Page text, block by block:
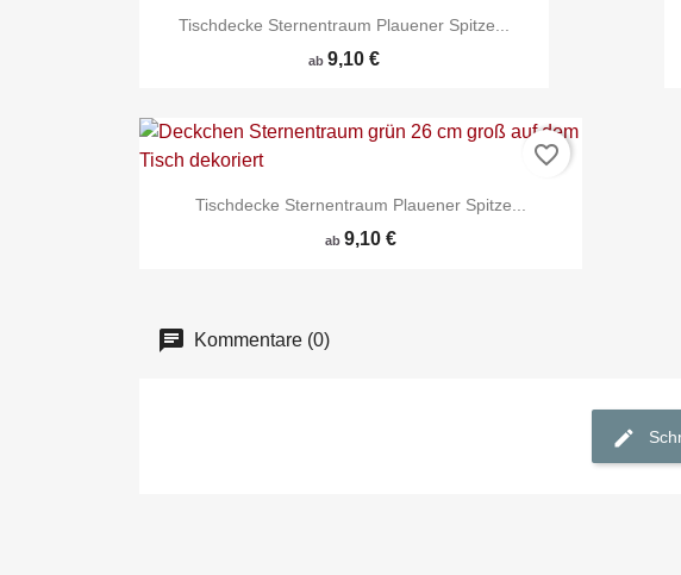
Tischdecke Sternentraum Plauener Spitze...
ab 9,10 €
Tischdecke Sternentraum Plauener Spitze...
ab9,10 €
favorite_border
Kommentare (0)